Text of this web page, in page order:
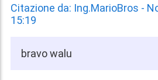
Citazione da: Ing.MarioBros -
15:19
bravo walu